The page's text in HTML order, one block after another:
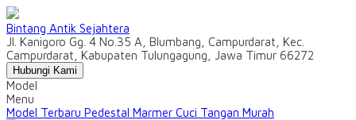
Bintang Antik Sejahtera
Jl. Kanigoro Gg. 4 No.35 A, Blumbang, Campurdarat, Kec.
Campurdarat, Kabupaten Tulungagung, Jawa Timur 66272
Hubungi Kami
Model
Menu
Model Terbaru Pedestal Marmer Cuci Tangan Murah